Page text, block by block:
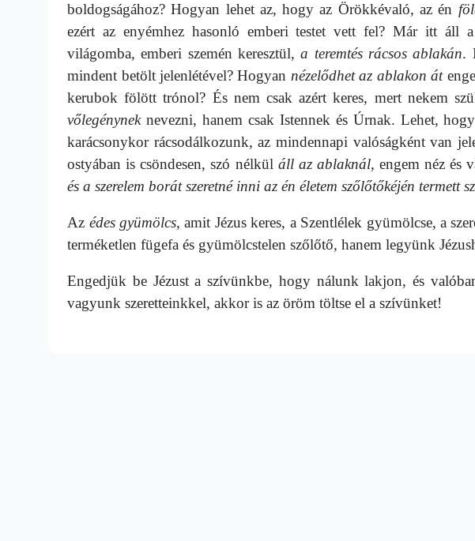
boldogságához? Hogyan lehet az, hogy az Örökkévaló, az én
ezért az enyémhez hasonló emberi testet vett fel? Már itt áll a
világomba, emberi szemén keresztül,a teremtés rácsos ablakán.
mindent betölt jelenlétével? Hogyan nézelődhet az ablakon át
kerubok fölött trónol? És nem csak azért keres, mert nekem
vőlegényneknevezni, hanem csak Istennek és Úrnak. Lehet,
karácsonykor rácsodálkozunk, az mindennapi valóságként van
ostyában is csöndesen, szó nélkül áll az ablaknál, engem néz és
és a szerelem borát szeretné inni az én életem szőlőtőkéjén termett
Az édes gyümölcs, amit Jézus keres, a Szentlélek gyümölcse, a
terméketlen fügefa és gyümölcstelen szőlőtő, hanem legyünk
Engedjük be Jézust a szívünkbe, hogy nálunk lakjon, és
vagyunk szeretteinkkel, akkor is az öröm töltse el a szívünket!